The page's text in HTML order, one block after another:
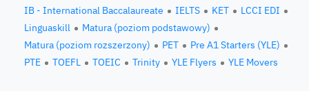
IB - International Baccalaureate
IELTS KET
LCCI EDI
Linguaskill
Matura (poziom podstawowy)
Matura (poziom rozszerzony)
PET
Pre A1 Starters (YLE)
PTE
TOEFL TOEIC Trinity YLE Flyers YLE Movers